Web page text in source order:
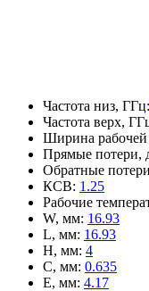
Частота низ, ГГц:
Частота верх,
Ширина
Прямые потери,
Обратные
КСВ: 1.25
Рабочие
W, мм: 16.93
L, мм: 16.93
H, мм: 4
C, мм: 0.635
E, мм: 4.17